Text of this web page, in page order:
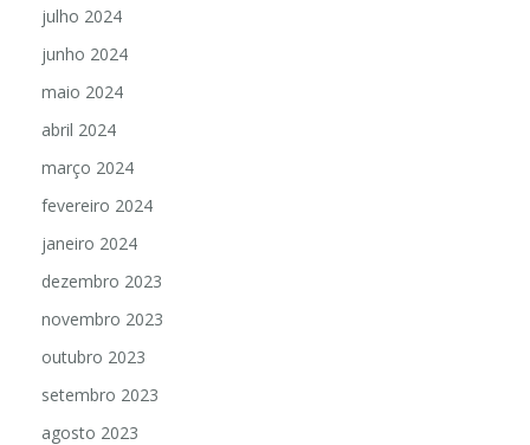
julho 2024
junho 2024
maio 2024
abril 2024
março 2024
fevereiro 2024
janeiro 2024
dezembro 2023
novembro 2023
outubro 2023
setembro 2023
agosto 2023